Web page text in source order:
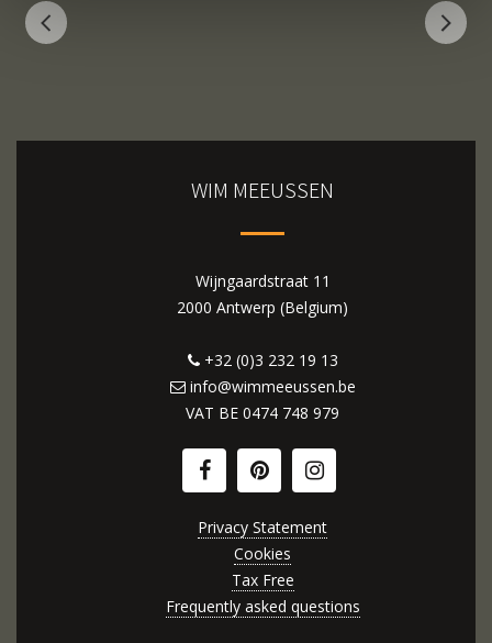
WIM MEEUSSEN
Wijngaardstraat 11
2000 Antwerp (Belgium)
+32 (0)3 232 19 13
info@wimmeeussen.be
VAT BE 0474 748 979
Privacy Statement
Cookies
Tax Free
Frequently asked questions